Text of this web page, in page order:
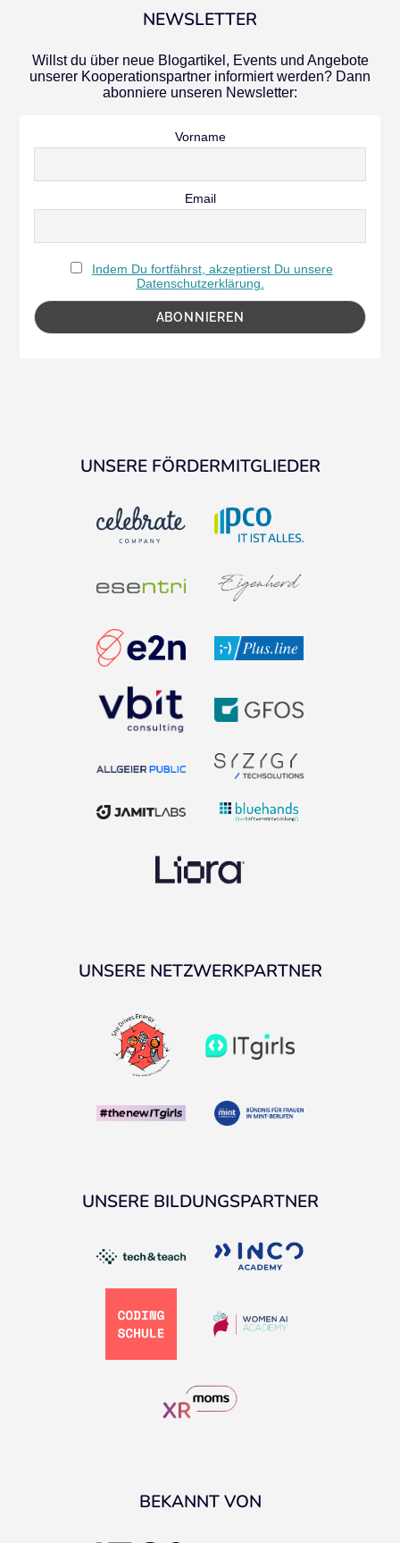
NEWSLETTER
Willst du über neue Blogartikel, Events und Angebote
unserer Kooperationspartner informiert werden? Dann
abonniere unseren Newsletter:
Vorname
Email
Indem Du fortfährst, akzeptierst Du unsere
Datenschutzerklärung.
UNSERE FÖRDERMITGLIEDER
UNSERE NETZWERKPARTNER
UNSERE BILDUNGSPARTNER
BEKANNT VON